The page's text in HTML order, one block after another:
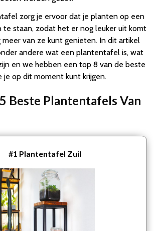
zorg je ervoor dat je planten op een
te staan, zodat het er nog leuker uit komt
van ze kunt genieten. In dit artikel
andere wat een plantentafel is, wat
en we hebben een top 8 van de beste
op dit moment kunt krijgen.
Beste Plantentafels Van
#1 Plantentafel Zuil